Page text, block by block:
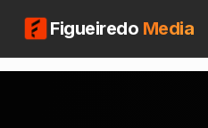
Figueiredo Media